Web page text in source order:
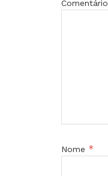
Comentário
Nome *